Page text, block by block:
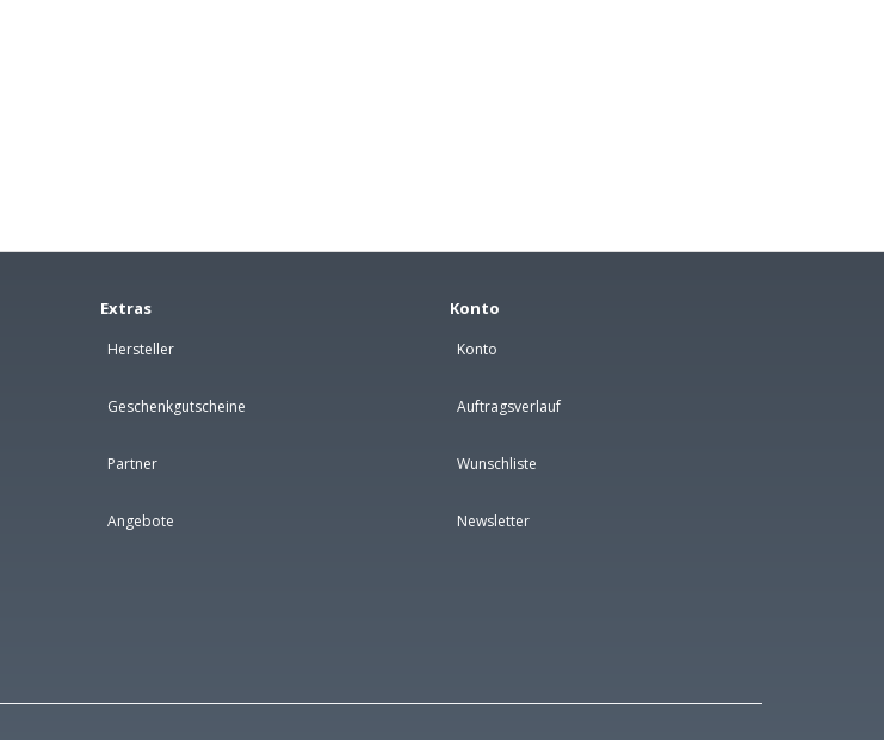
Extras
Hersteller
Geschenkgutscheine
Partner
Angebote
Konto
Konto
Auftragsverlauf
Wunschliste
Newsletter